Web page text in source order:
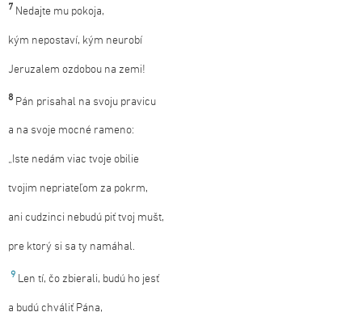
7 Nedajte mu pokoja,
kým nepostaví, kým neurobí
Jeruzalem ozdobou na zemi!
8 Pán prisahal na svoju pravicu
a na svoje mocné rameno:
„Iste nedám viac tvoje obilie
tvojim nepriateľom za pokrm,
ani cudzinci nebudú piť tvoj mušt,
pre ktorý si sa ty namáhal.
9 Len tí, čo zbierali, budú ho jesť
a budú chváliť Pána,